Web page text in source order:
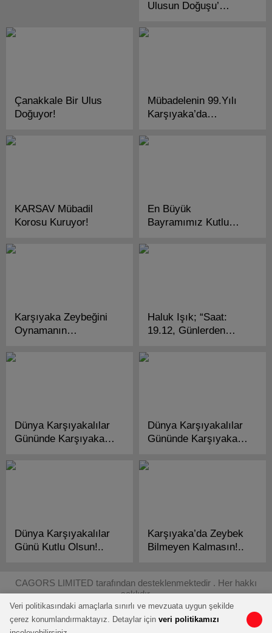
Ulusun Doğuşu’
Çanakkale Bir Ulus
Doğuyor!
Mübadelenin 99.Yılı
Karşıyaka’da
KARSAV Mübadil
Korosu Kuruyor!
En Büyük
Bayramımız Kutlu
Karşıyaka Zeybeğini
Oynamanın
Haluk Işık; “Saat:
19.12, Günlerden
Dünya Karşıyakalılar
Gününde Karşıyaka
Dünya Karşıyakalılar
Gününde Karşıyaka
Dünya Karşıyakalılar
Günü Kutlu Olsun!..
Karşıyaka’da Zeybek
Bilmeyen Kalmasın!..
CAGORS LIMITED tarafından desteklenmektedir . Her hakkı
saklıdır.
Veri politikasındaki amaçlarla sınırlı ve mevzuata uygun şekilde
çerez konumlandırmaktayız. Detaylar için veri politikamızı